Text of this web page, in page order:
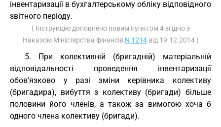
інвентаризації в бухгалтерському обліку відповідного
звітного періоду.
( Інструкцію доповнено новим пунктом 4 згідно з
Наказом Міністерства фінансів N 1214від 19.12.2014 )
5. При колективній (бригадній) матеріальній
відповідальності проведення інвентаризації
обов'язково у разі зміни керівника колективу
(бригадира), вибуття з колективу (бригади) більше
половини його членів, а також за вимогою хоча б
одного члена колективу (бригади).